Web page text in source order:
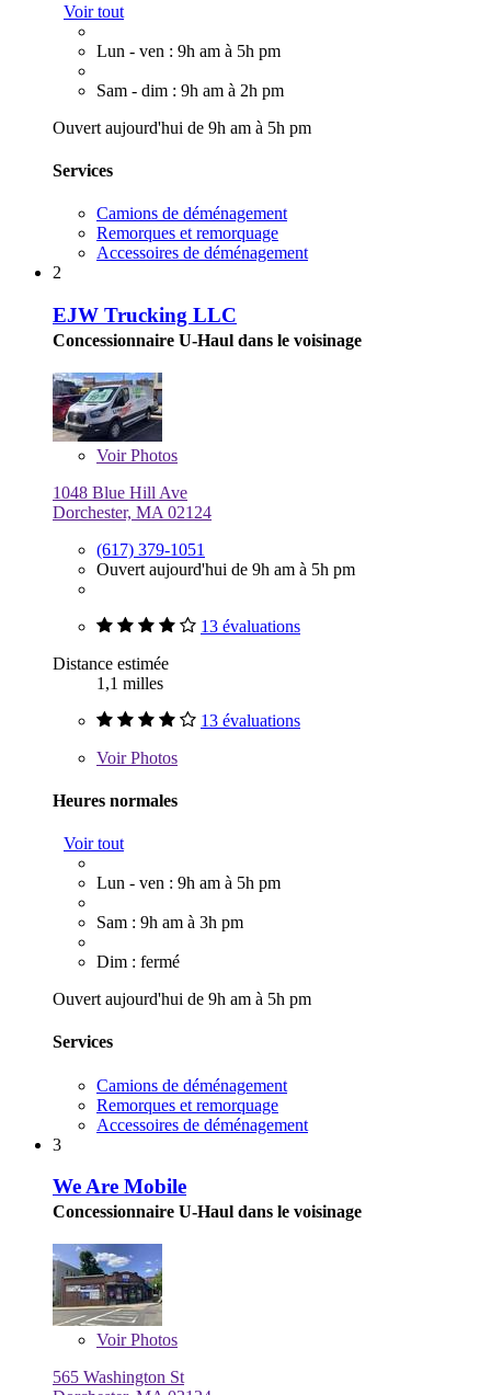
Voir tout
Lun - ven : 9h am à 5h pm
Sam - dim : 9h am à 2h pm
Ouvert aujourd'hui de 9h am à 5h pm
Services
Camions de déménagement
Remorques et remorquage
Accessoires de déménagement
2
EJW Trucking LLC
Concessionnaire U-Haul dans le voisinage
VoirPhotos
1048 Blue Hill Ave
Dorchester, MA 02124
(617) 379-1051
Ouvert aujourd'hui de 9h am à 5h pm
13 évaluations
Distance estimée
1,1 milles
13 évaluations
VoirPhotos
Heures normales
Voir tout
Lun - ven : 9h am à 5h pm
Sam : 9h am à 3h pm
Dim : fermé
Ouvert aujourd'hui de 9h am à 5h pm
Services
Camions de déménagement
Remorques et remorquage
Accessoires de déménagement
3
We Are Mobile
Concessionnaire U-Haul dans le voisinage
VoirPhotos
565 Washington St